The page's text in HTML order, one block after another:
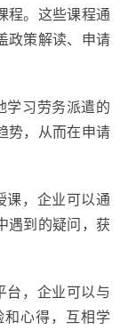
程。这些课程通
政策解读、申请
学习劳务派遣的
势，从而在申请
课，企业可以通
遇到的疑问，获
台，企业可以与
心得，互相学